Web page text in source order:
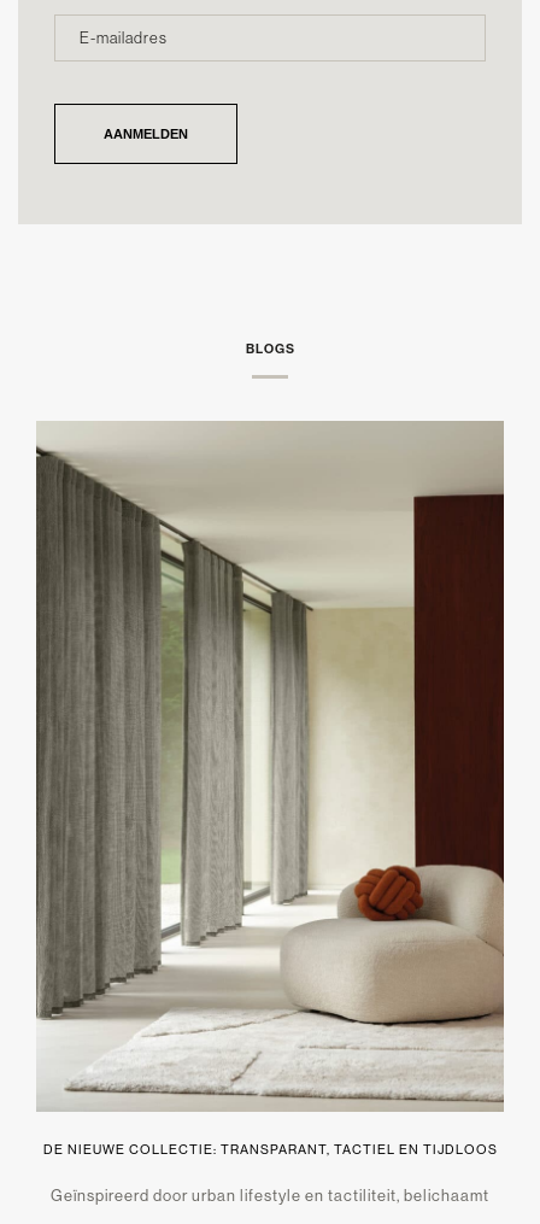
AANMELDEN
BLOGS
DE NIEUWE COLLECTIE: TRANSPARANT, TACTIEL EN TIJDLOOS
Geïnspireerd door urban lifestyle en tactiliteit, belichaamt